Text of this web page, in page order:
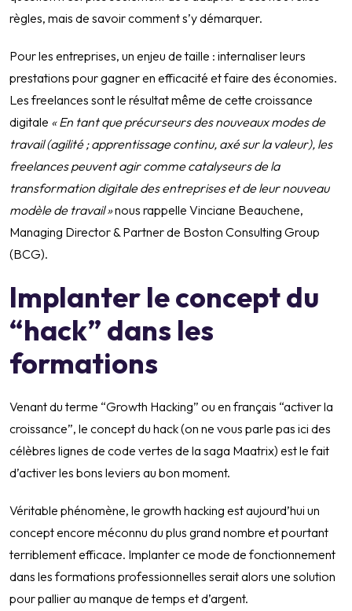
règles, mais de savoir comment s’y démarquer.
Pour les entreprises, un enjeu de taille : internaliser leurs
prestations pour gagner en efficacité et faire des économies.
Les freelances sont le résultat même de cette croissance
digitale « En tant que précurseurs des nouveaux modes de
travail (agilité ; apprentissage continu, axé sur la valeur), les
freelances peuvent agir comme catalyseurs de la
transformation digitale des entreprises et de leur nouveau
modèle de travail »nous rappelle Vinciane Beauchene,
Managing Director & Partner de Boston Consulting Group
(BCG).
Implanter le concept du
“hack” dans les
formations
Venant du terme “Growth Hacking” ou en français “activer la
croissance”, le concept du hack (on ne vous parle pas ici des
célèbres lignes de code vertes de la saga Maatrix) est le fait
d’activer les bons leviers au bon moment.
Véritable phénomène, le growth hacking est aujourd’hui un
concept encore méconnu du plus grand nombre et pourtant
terriblement efficace. Implanter ce mode de fonctionnement
dans les formations professionnelles serait alors une solution
pour pallier au manque de temps et d’argent.